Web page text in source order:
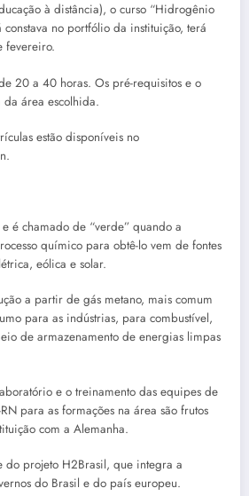
à distância), o curso “Hidrogênio
no portfólio da instituição, terá
fevereiro.
20 a 40 horas. Os pré-requisitos e o
área escolhida.
estão disponíveis no
é chamado de “verde” quando a
químico para obtê-lo vem de fontes
eólica e solar.
a partir de gás metano, mais comum
para as indústrias, para combustível,
de armazenamento de energias limpas
e o treinamento das equipes de
para as formações na área são frutos
com a Alemanha.
do projeto H2Brasil, que integra a
do Brasil e do país europeu.